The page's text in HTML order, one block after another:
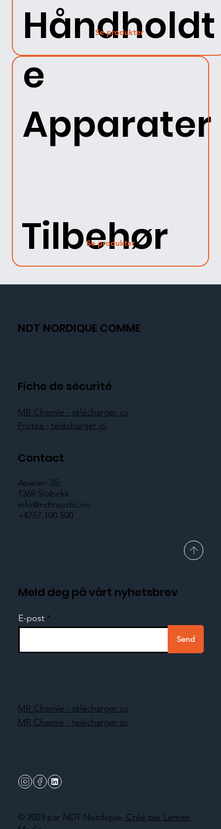
Håndholdt
e
Apparater
Se produkter
Tilbehør
Se produkter
NDT NORDIQUE COMME
Fiche de sécurité
MR Chemie - télécharger ici
Protea - télécharger ici
Contact
Asveien 35,
1369 Stabekk
info@ndtnordic.no
+4767 100 500
Meld deg på vårt nyhetsbrev
E-post
Send
© 2023 par NDT Nordique. Créé par Lemen
MR Chemie - télécharger ici
MR Chemie - télécharger ici